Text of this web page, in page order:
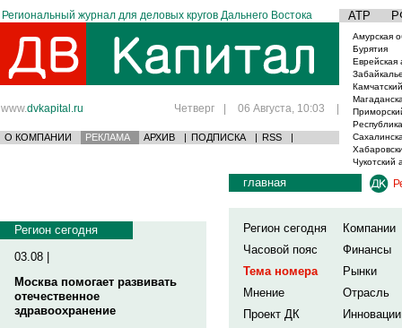
Региональный журнал для деловых кругов Дальнего Востока АТР
www.dvkapital.ru Четверг | 06 Августа, 10:03 |
О КОМПАНИИ РЕКЛАМА АРХИВ | ПОДПИСКА | RSS |
Амурская
Бурятия
Еврейская
Чукотский
Регион сегодня
03.08 |
Москва помогает развивать
отечественное
здравоохранение
главная
Регион сегодня
Компании
Часовой пояс
Финансы
Тема номера
Рынки
Мнение
Отрасль
Проект ДК
Инновации